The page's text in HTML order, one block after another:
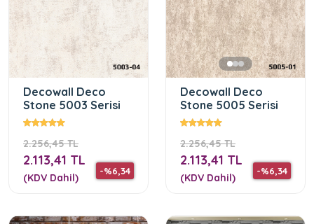
Decowall Deco
Stone 5003 Serisi
2.256,45 TL
-%6,34
2.113,41 TL
(KDV Dahil)
Decowall Deco
Stone 5005 Serisi
2.256,45 TL
-%6,34
2.113,41 TL
(KDV Dahil)